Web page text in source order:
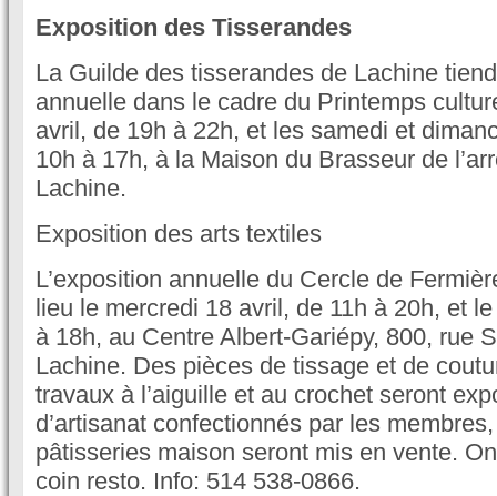
Exposition des Tisserandes
La Guilde des tisserandes de Lachine
annuelle dans le cadre du Printemps
avril, de 19h à 22h, et les samedi et
10h à 17h, à la Maison du Brasseur de
Lachine.
Exposition des arts textiles
L’exposition annuelle du Cercle de
lieu le mercredi 18 avril, de 11h à 20h, et
à 18h, au Centre Albert-Gariépy, 800, rue
Lachine. Des pièces de tissage et de
travaux à l’aiguille et au crochet seront
d’artisanat confectionnés par les
pâtisseries maison seront mis en vente.
coin resto. Info: 514 538-0866.